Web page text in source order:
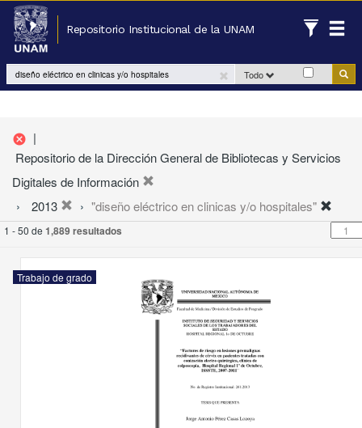
Repositorio Institucional de la UNAM
Todo
cancel |
Repositorio de la Dirección General de Bibliotecas y Servicios
Digitales de Información
2013
"diseño eléctrico en clinicas y/o hospitales"
1 - 50 de 1,889 resultados
Trabajo de grado